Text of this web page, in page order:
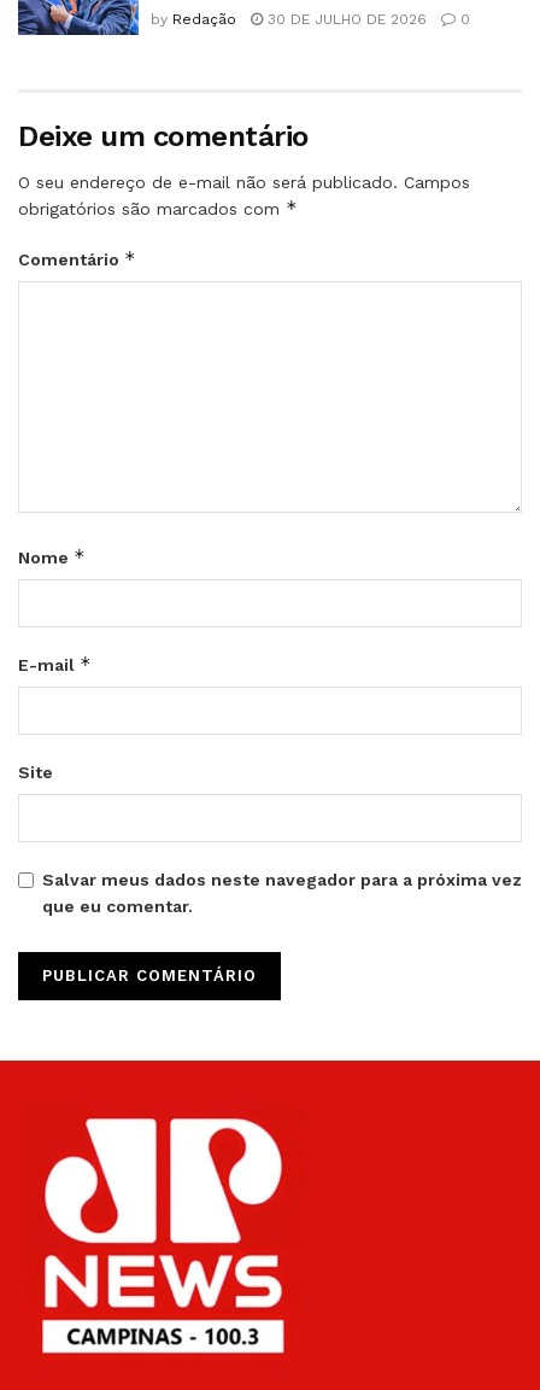
by Redação 30 DE JULHO DE 2026 0
Deixe um comentário
O seu endereço de e-mail não será publicado. Campos
obrigatórios são marcados com *
Comentário *
Nome *
E-mail *
Site
Salvar meus dados neste navegador para a próxima vez
que eu comentar.